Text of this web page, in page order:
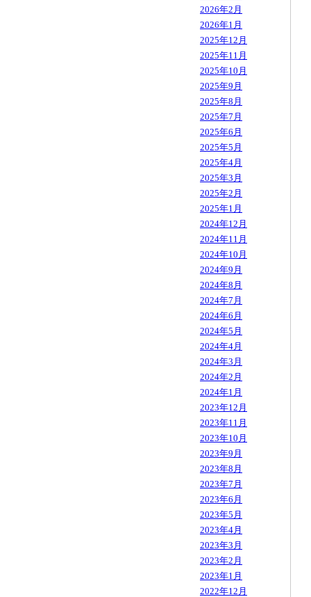
2026年2月
2026年1月
2025年12月
2025年11月
2025年10月
2025年9月
2025年8月
2025年7月
2025年6月
2025年5月
2025年4月
2025年3月
2025年2月
2025年1月
2024年12月
2024年11月
2024年10月
2024年9月
2024年8月
2024年7月
2024年6月
2024年5月
2024年4月
2024年3月
2024年2月
2024年1月
2023年12月
2023年11月
2023年10月
2023年9月
2023年8月
2023年7月
2023年6月
2023年5月
2023年4月
2023年3月
2023年2月
2023年1月
2022年12月